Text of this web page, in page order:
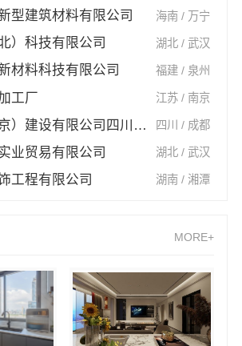
型建筑材料有限公司 海南 / 万宁
）科技有限公司 湖北 / 武汉
材料科技有限公司 福建 / 泉州
工厂 江苏 / 南京
中蓝建投（北京）建设有限公司四川第一分公司 四川 / 成都
业贸易有限公司 湖北 / 武汉
工程有限公司 湖南 / 湘潭
MORE+